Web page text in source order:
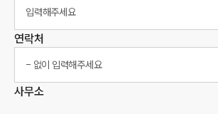
연락처
사무소